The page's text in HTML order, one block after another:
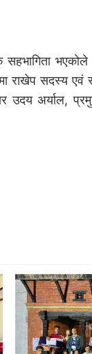
सहभागिता
राखेप सदस्य एवं
उदय अर्याल,